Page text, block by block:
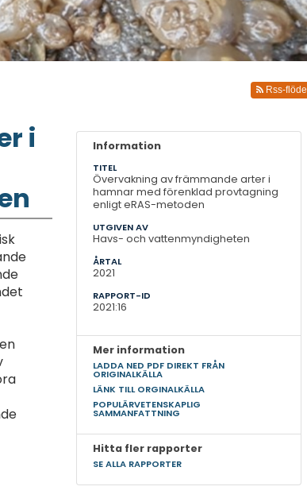
Rss-flöde
i
Information
TITEL
Övervakning av främmande arter i
hamnar med förenklad provtagning
enligt eRAS-metoden
UTGIVEN AV
Havs- och vattenmyndigheten
ÅRTAL
2021
RAPPORT-ID
2021:16
Mer information
LADDA NED PDF DIREKT FRÅN
ORIGINALKÄLLA
LÄNK TILL ORGINALKÄLLA
POPULÄRVETENSKAPLIG
SAMMANFATTNING
Hitta fler rapporter
SE ALLA RAPPORTER